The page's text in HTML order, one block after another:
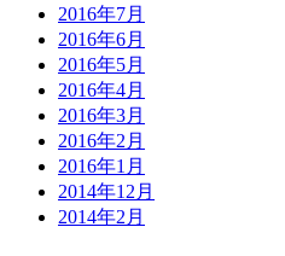
2016年7月
2016年6月
2016年5月
2016年4月
2016年3月
2016年2月
2016年1月
2014年12月
2014年2月